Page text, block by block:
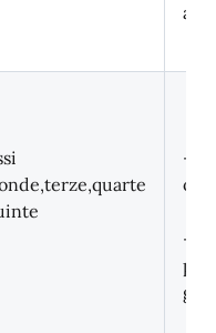
–
–